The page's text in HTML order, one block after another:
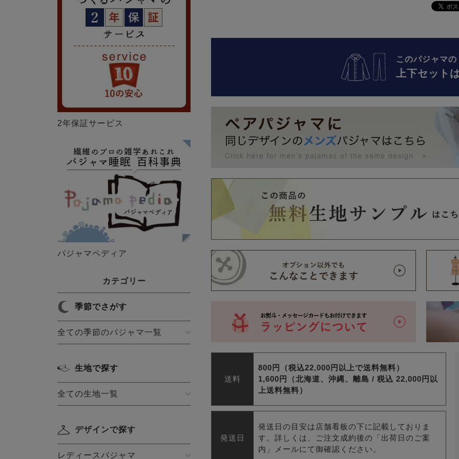
2年保証サービス
パジャマペディア
カテゴリー
季節でさがす
全ての季節のパジャマ一覧
生地で探す
全ての生地一覧
デザインで探す
レディースパジャマ
このパジャマの
上下セット
送料
800円（税込22,000円以上で送料無料）
1,600円（北海道、沖縄、離島 /税込 22,000円以
上送料無料）
発送日
発送日の目安は店舗看板の下に記載しておりま
す。詳しくは、ご注文成約後の「出荷日のご案
内」メールにて御確認ください。